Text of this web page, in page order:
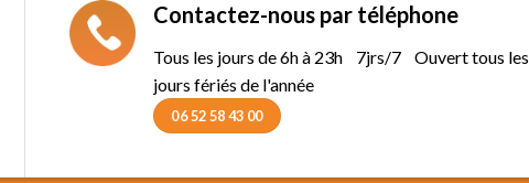
Contactez-nous par téléphone
Tous les jours de 6h à 23h 7jrs/7 Ouvert tous les
jours fériés de l'année
06 52 58 43 00